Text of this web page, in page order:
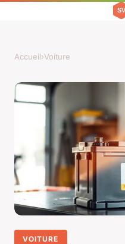
Accueil›Voiture
VOITURE